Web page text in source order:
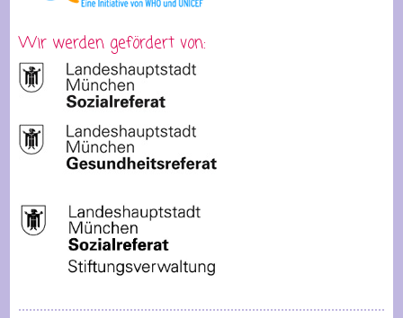
Wir werden gefördert von: